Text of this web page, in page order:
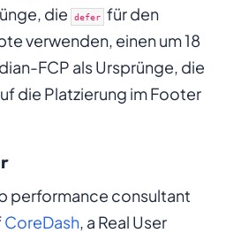
die
defer für den
verwenden, einen um 18
FCP als Ursprünge, die
die Platzierung im Footer
performance consultant
CoreDash, a Real User